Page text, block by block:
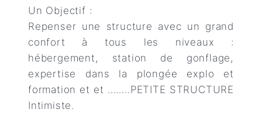
Un Objectif :
Repenser une structure avec un grand
confort à tous les niveaux :
hébergement, station de gonflage,
expertise dans la plongée explo et
formation et et ……..PETITE STRUCTURE
Intimiste.